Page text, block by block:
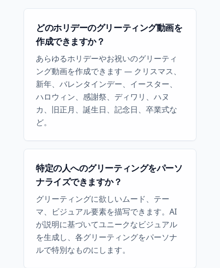
どのホリデーのグリーティング動画を
作成できますか？
あらゆるホリデーやお祝いのグリーティ
ング動画を作成できます — クリスマス、
新年、バレンタインデー、イースター、
ハロウィン、感謝祭、ディワリ、ハヌ
カ、旧正月、誕生日、記念日、卒業式な
ど。
特定の人へのグリーティングをパーソ
ナライズできますか？
グリーティングに欲しいムード、テー
マ、ビジュアル要素を描写できます。AI
が説明に基づいてユニークなビジュアル
を生成し、各グリーティングをパーソナ
ルで特別なものにします。